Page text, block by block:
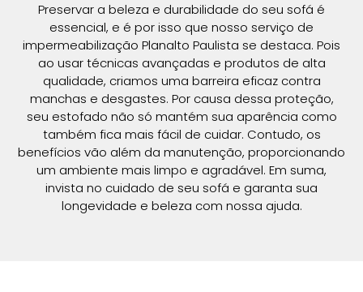
Preservar a beleza e durabilidade do seu sofá é
essencial, e é por isso que nosso serviço de
impermeabilização Planalto Paulista se destaca. Pois
ao usar técnicas avançadas e produtos de alta
qualidade, criamos uma barreira eficaz contra
manchas e desgastes. Por causa dessa proteção,
seu estofado não só mantém sua aparência como
também fica mais fácil de cuidar. Contudo, os
benefícios vão além da manutenção, proporcionando
um ambiente mais limpo e agradável. Em suma,
invista no cuidado de seu sofá e garanta sua
longevidade e beleza com nossa ajuda.